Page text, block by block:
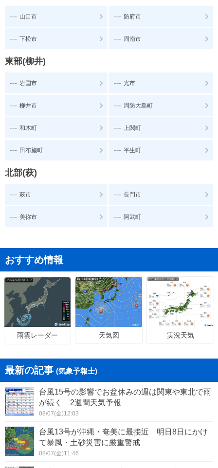
--- 山口市 --- 防府市
--- 下松市 --- 周南市
東部(柳井)
--- 岩国市 --- 光市
--- 柳井市 --- 周防大島町
--- 和木町 --- 上関町
--- 田布施町 --- 平生町
北部(萩)
--- 萩市 --- 長門市
--- 美祢市 --- 阿武町
おすすめ情報
雨雲レーダー 天気図 実況天気
最新の記事 (気象予報士)
台風15号の影響でお盆休みの週は関東や東北で雨
が続く 2週間天気予報
08/07(金)12:03
台風13号が沖縄・奄美に最接近 明日8日にかけ
て暴風・土砂災害に厳重警戒
08/07(金)11:46